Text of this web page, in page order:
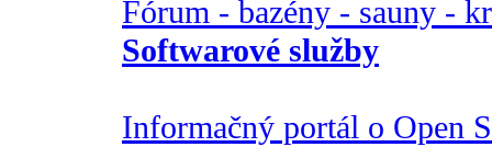
Fórum - bazény - sauny -
Softwarové služby
Informačný portál o Open